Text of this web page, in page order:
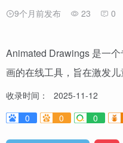
9个月前发布 23 0
Animated Drawings 是一
画的在线工具，旨在激发儿
收录时间：
2025-11-12
0
0 0